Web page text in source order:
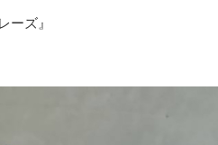
ーズ』